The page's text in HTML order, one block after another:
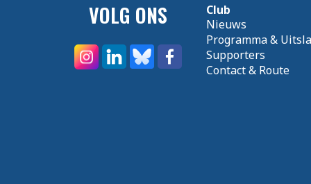
VOLG ONS
Club
Nieuws
Programma &
Supporters
Contact & Route